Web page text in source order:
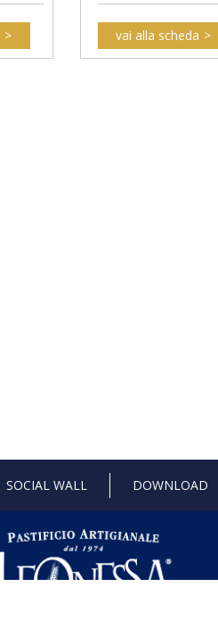
vai alla scheda
SOCIAL WALL DOWNLOAD